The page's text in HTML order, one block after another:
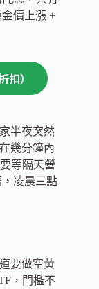
價上漲 +
）
半夜突然
幾分鐘內
等隔天營
凌晨三點
要做空黃
，門檻不